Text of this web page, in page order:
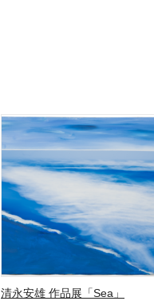
清永安雄 作品展「Sea」